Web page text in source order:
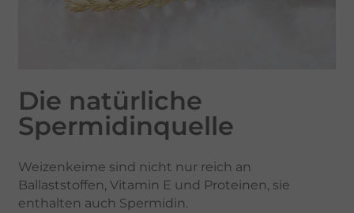
Die natürliche
Spermidinquelle
Weizenkeime sind nicht nur reich an
Ballaststoffen, Vitamin E und Proteinen, sie
enthalten auch Spermidin.